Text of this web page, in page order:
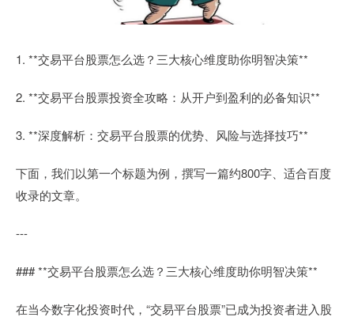
1. **交易平台股票怎么选？三大核心维度助你明智决策**
2. **交易平台股票投资全攻略：从开户到盈利的必备知识**
3. **深度解析：交易平台股票的优势、风险与选择技巧**
下面，我们以第一个标题为例，撰写一篇约800字、适合百度
收录的文章。
---
### **交易平台股票怎么选？三大核心维度助你明智决策**
在当今数字化投资时代，“交易平台股票”已成为投资者进入股